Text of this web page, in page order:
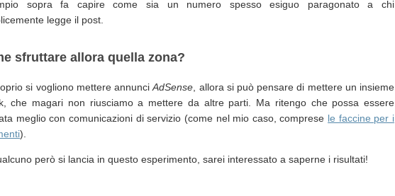
sopra fa capire come sia un numero spesso esiguo paragonato a chi
legge il post.
sfruttare allora quella zona?
si vogliono mettere annunciAdSense , allora si può pensare di mettere un insieme
che magari non riusciamo a mettere da altre parti. Ma ritengo che possa essere
meglio con comunicazioni di servizio (come nel mio caso, comprese le faccine per i
).
però si lancia in questo esperimento, sarei interessato a saperne i risultati!